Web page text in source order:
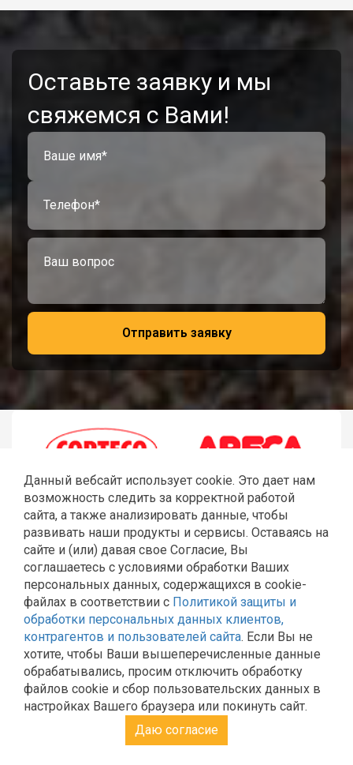
Данный вебсайт использует cookie. Это дает нам
возможность следить за корректной работой
сайта, а также анализировать данные, чтобы
развивать наши продукты и сервисы. Оставаясь на
сайте и (или) давая свое Согласие, Вы
соглашаетесь с условиями обработки Ваших
персональных данных, содержащихся в cookie-
файлах в соответствии с Политикой защиты и
обработки персональных данных клиентов,
контрагентов и пользователей сайта. Если Вы не
хотите, чтобы Ваши вышеперечисленные данные
обрабатывались, просим отключить обработку
файлов cookie и сбор пользовательских данных в
настройках Вашего браузера или покинуть сайт.
Даю согласие
Оставьте заявку и мы
свяжемся с Вами!
Отправить заявку
ГЛАВНАЯРЕМОНТ JCBШЛАНГИ РВДСТЕКЛА JCB
КАТАЛОГКОНТАКТЫ
Политика Общества с ограниченной ответственностью
«Эльторг» в отношении обработки персональных
данных
Согласие на обработку персональных данных
Политика обработки и защиты персональных данных в